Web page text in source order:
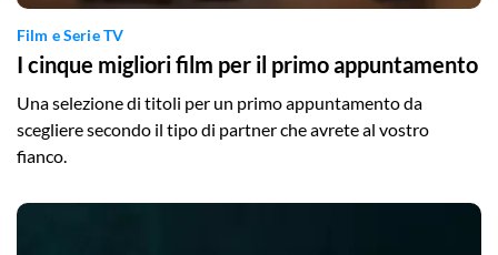
Film e Serie TV
I cinque migliori film per il primo appuntamento
Una selezione di titoli per un primo appuntamento da
scegliere secondo il tipo di partner che avrete al vostro
fianco.